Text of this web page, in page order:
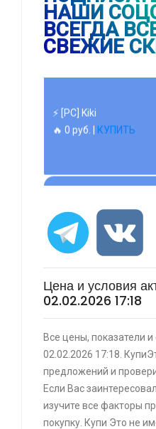
НАШИ
ВСЕГДА
СВЕЖИЕ
⚡ [PC] Kiki
🔥 0 руб. |КУПИТЬ
⚡ 55" Телевизор
4K Ultra HD, черный,
⚡ [PC] Cursedland
🔥 0 руб. |КУПИТЬ
⚡ Двуспальная
скидкой + возврат
картой Сбербанка
🔥 16190 руб. |
⚡ Скидка до 25% при
Цена и условия
02.02.2026 17:18
Все цены, показатели
02.02.2026 17:18.
предложений и
Если Вас
изучите все факторы
покупку. Купи Это не